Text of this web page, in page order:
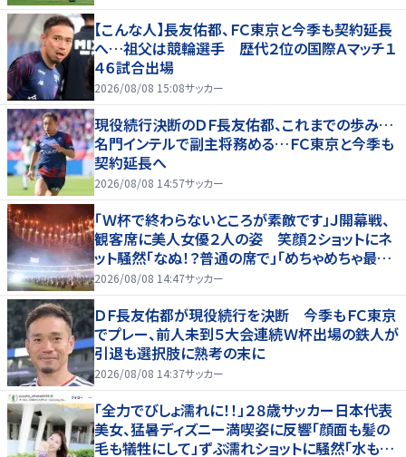
【こんな人】長友佑都、ＦＣ東京と今季も契約延長
へ…祖父は競輪選手 歴代２位の国際Ａマッチ１
４６試合出場
2026/08/08 15:08サッカー
現役続行決断のＤＦ長友佑都、これまでの歩み…
名門インテルで副主将務める…ＦＣ東京と今季も
契約延長へ
2026/08/08 14:57サッカー
「Ｗ杯で終わらないところが素敵です」Ｊ開幕戦、
観客席に美人女優２人の姿 笑顔２ショットにネ
ット騒然「なぬ！？普通の席で」「めちゃめちゃ最上
級に可愛すぎ」
2026/08/08 14:47サッカー
ＤＦ長友佑都が現役続行を決断 今季もＦＣ東京
でプレー、前人未到５大会連続Ｗ杯出場の鉄人が
引退も選択肢に熟考の末に
2026/08/08 14:37サッカー
「全力でびしょ濡れに！！」２８歳サッカー日本代表
美女、猛暑ディズニー満喫姿に反響「顔面も髪の
毛も犠牲にして」ずぶ濡れショットに騒然「水も滴